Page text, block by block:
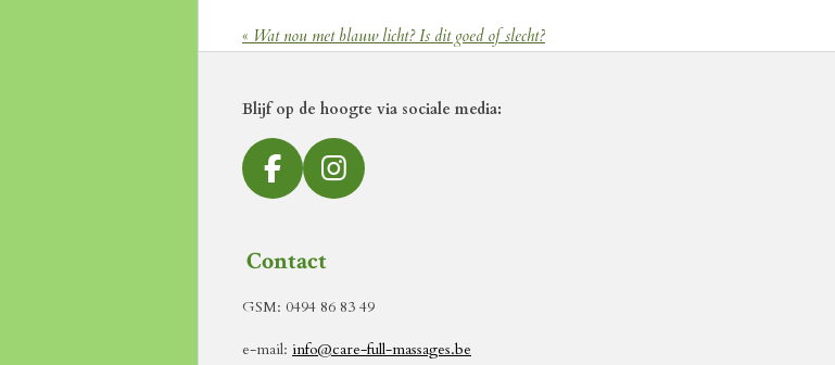
« Wat nou met blauw licht? Is dit goed of slecht?
Blijf op de hoogte via sociale media:
F
e
b
o
I
a
r
Contact
GSM: 0494 86 83 49
e-mail: info@care-full-massages.be